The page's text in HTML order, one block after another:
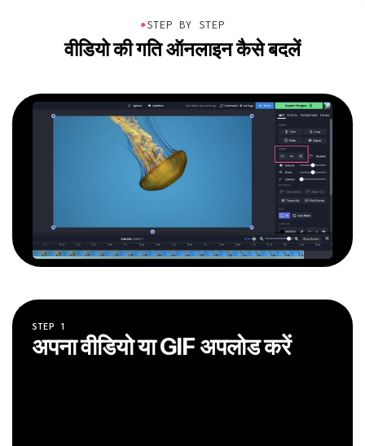
●STEP BY STEP
वीडियो की गति ऑनलाइन कैसे बदलें
STEP 1
अपना वीडियो या GIF अपलोड करें